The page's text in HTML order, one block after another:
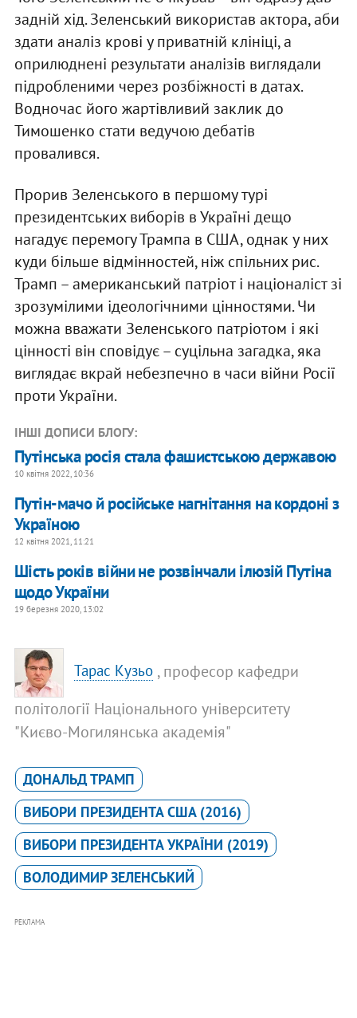
задній хід. Зеленський використав актора, аби
здати аналіз крові у приватній клініці, а
оприлюднені результати аналізів виглядали
підробленими через розбіжності в датах.
Водночас його жартівливий заклик до
Тимошенко стати ведучою дебатів
провалився.
Прорив Зеленського в першому турі
президентських виборів в Україні дещо
нагадує перемогу Трампа в США, однак у них
куди більше відмінностей, ніж спільних рис.
Трамп – американський патріот і націоналіст зі
зрозумілими ідеологічними цінностями. Чи
можна вважати Зеленського патріотом і які
цінності він сповідує – суцільна загадка, яка
виглядає вкрай небезпечно в часи війни Росії
проти України.
ІНШІ ДОПИСИ БЛОГУ:
Путінська росія стала фашистською державою
10 квітня 2022, 10:36
Путін-мачо й російське нагнітання на кордоні з
Україною
12 квітня 2021, 11:21
Шість років війни не розвінчали ілюзій Путіна
щодо України
19 березня 2020, 13:02
Тарас Кузьо , професор кафедри
політології Національного університету
"Києво-Могилянська академія"
ДОНАЛЬД ТРАМП
ВИБОРИ ПРЕЗИДЕНТА США (2016)
ВИБОРИ ПРЕЗИДЕНТА УКРАЇНИ (2019)
ВОЛОДИМИР ЗЕЛЕНСЬКИЙ
РЕКЛАМА